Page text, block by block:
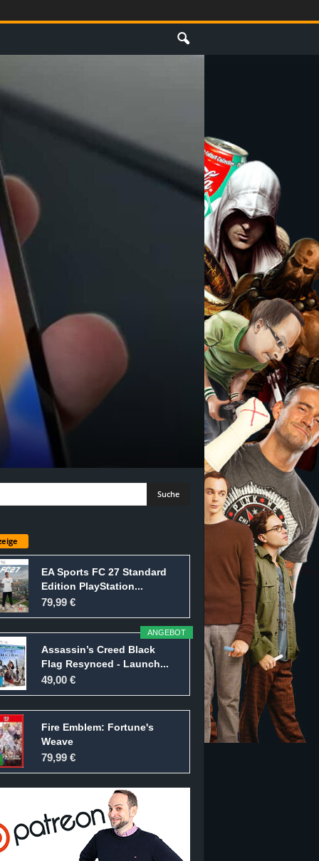
EA Sports FC 27 Standard
Edition PlayStation...
79,99 €
ANGEBOT
Assassin’s Creed Black
Flag Resynced - Launch...
49,00 €
Fire Emblem: Fortune's
Weave
79,99 €